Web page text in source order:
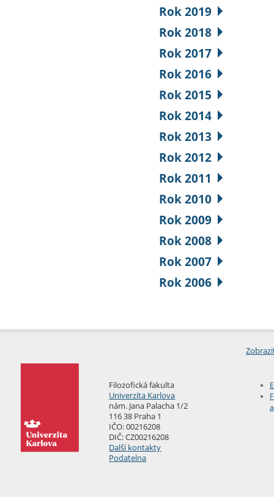
Rok 2019
Rok 2018
Rok 2017
Rok 2016
Rok 2015
Rok 2014
Rok 2013
Rok 2012
Rok 2011
Rok 2010
Rok 2009
Rok 2008
Rok 2007
Rok 2006
Filozofická fakulta
Univerzita Karlova
nám. Jana Palacha 1/2
116 38 Praha 1
IČO: 00216208
DIČ: CZ00216208
Další kontakty
Podatelna